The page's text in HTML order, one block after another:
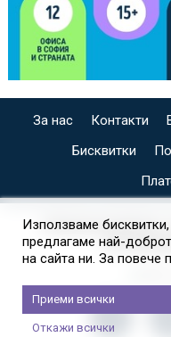
За нас Контакти
Бисквитки
СПЕЦИАЛИЗИРАН
Използваме
предлагаме най-
на сайта ни. За повече
Приеми всички
Откажи всички